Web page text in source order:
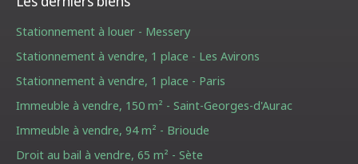
Stationnement à louer - Messery
Stationnement à vendre, 1 place - Les Avirons
Stationnement à vendre, 1 place - Paris
Immeuble à vendre, 150 m² - Saint-Georges-d'Aurac
Immeuble à vendre, 94 m² - Brioude
Droit au bail à vendre, 65 m² - Sète